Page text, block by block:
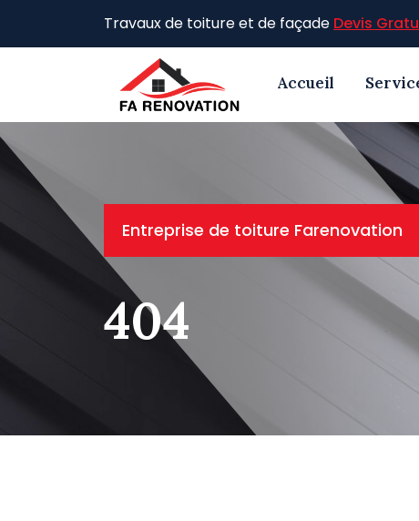
Travaux de toiture et de façade Devis
Accueil
Entreprise de toiture Farenovation
404